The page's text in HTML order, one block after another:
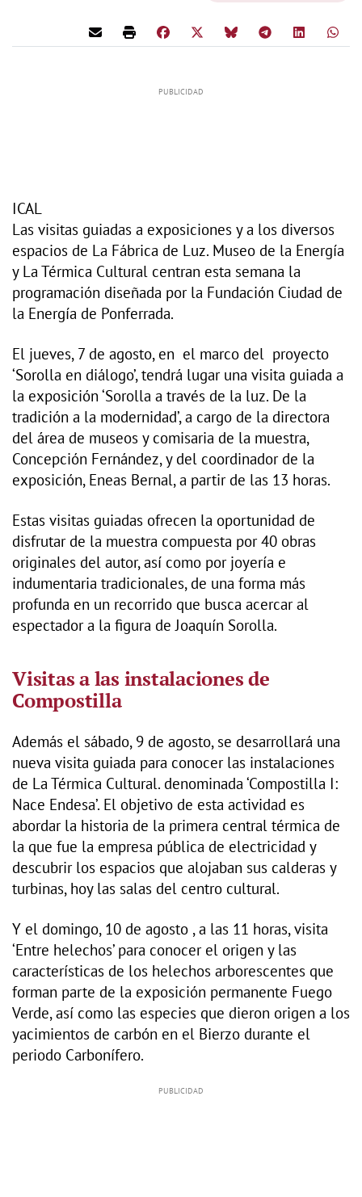
ICAL
Las visitas guiadas a exposiciones y a los diversos
espacios de La Fábrica de Luz. Museo de la Energía
y La Térmica Cultural centran esta semana la
programación diseñada por la Fundación Ciudad de
la Energía de Ponferrada.
El jueves, 7 de agosto, en el marco del proyecto
‘Sorolla en diálogo’, tendrá lugar una visita guiada a
la exposición ‘Sorolla a través de la luz. De la
tradición a la modernidad’, a cargo de la directora
del área de museos y comisaria de la muestra,
Concepción Fernández, y del coordinador de la
exposición, Eneas Bernal, a partir de las 13 horas.
Estas visitas guiadas ofrecen la oportunidad de
disfrutar de la muestra compuesta por 40 obras
originales del autor, así como por joyería e
indumentaria tradicionales, de una forma más
profunda en un recorrido que busca acercar al
espectador a la figura de Joaquín Sorolla.
Visitas a las instalaciones de
Compostilla
Además el sábado, 9 de agosto, se desarrollará una
nueva visita guiada para conocer las instalaciones
de La Térmica Cultural. denominada ‘Compostilla I:
Nace Endesa’. El objetivo de esta actividad es
abordar la historia de la primera central térmica de
la que fue la empresa pública de electricidad y
descubrir los espacios que alojaban sus calderas y
turbinas, hoy las salas del centro cultural.
Y el domingo, 10 de agosto , a las 11 horas, visita
‘Entre helechos’ para conocer el origen y las
características de los helechos arborescentes que
forman parte de la exposición permanente Fuego
Verde, así como las especies que dieron origen a los
yacimientos de carbón en el Bierzo durante el
periodo Carbonífero.